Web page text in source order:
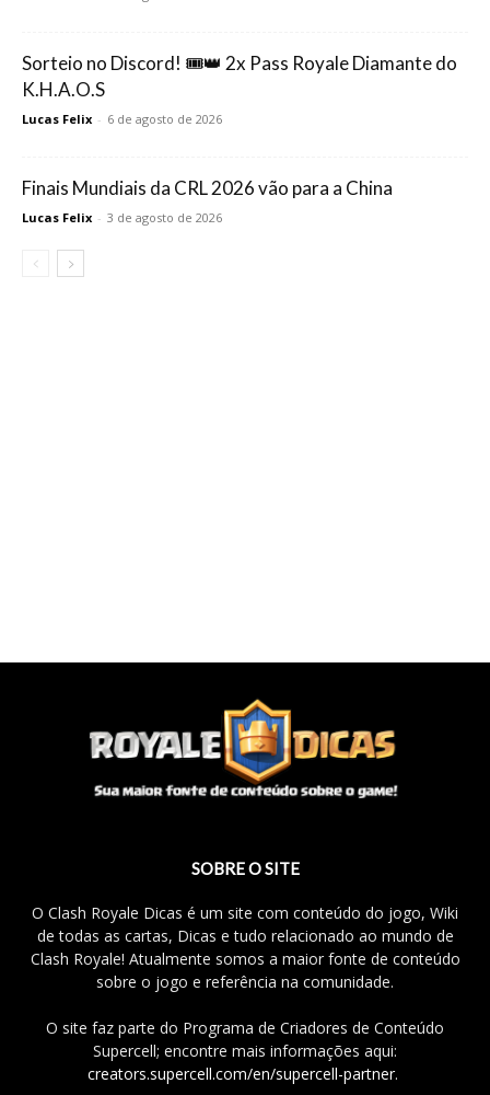
Sorteio no Discord! 🎟️👑 2x Pass Royale Diamante do
K.H.A.O.S
Lucas Felix - 6 de agosto de 2026
Finais Mundiais da CRL 2026 vão para a China
Lucas Felix - 3 de agosto de 2026
SOBRE O SITE
O Clash Royale Dicas é um site com conteúdo do jogo, Wiki
de todas as cartas, Dicas e tudo relacionado ao mundo de
Clash Royale! Atualmente somos a maior fonte de conteúdo
sobre o jogo e referência na comunidade.
O site faz parte do Programa de Criadores de Conteúdo
Supercell; encontre mais informações aqui:
creators.supercell.com/en/supercell-partner.